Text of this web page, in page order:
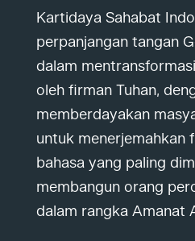
Kartidaya Sahabat
perpanjangan tangan
dalam
oleh firman Tuhan,
memberdayakan
untuk menerjemahkan
bahasa yang paling
membangun orang
dalam rangka Amanat